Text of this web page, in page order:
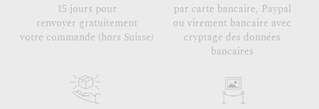
15 jours pour
renvoyer gratuitement
votre commande (hors Suisse)
par carte bancaire, Paypal
ou virement bancaire avec
cryptage des données
bancaires